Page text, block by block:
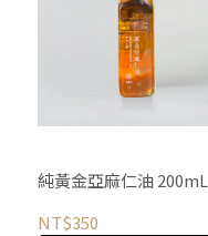
純黃金亞麻仁油 200mL
NT$350